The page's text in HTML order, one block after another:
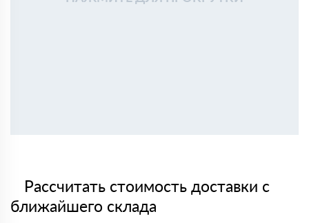
Рассчитать стоимость доставки с
ближайшего склада